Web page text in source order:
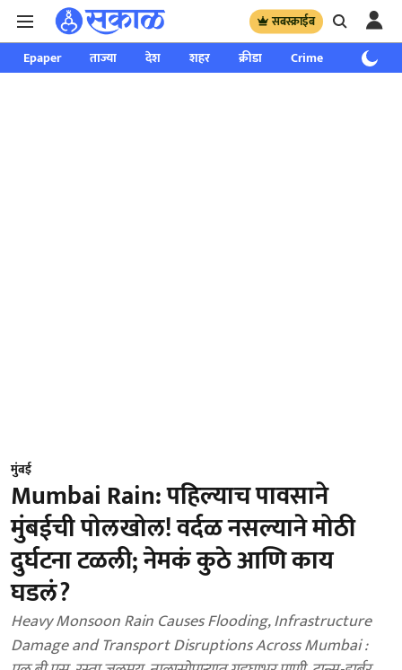
सबस्क्राईब
Epaper ताज्या देश शहर क्रीडा Crime साप्ताहिक
मुंबई
Mumbai Rain: पहिल्याच पावसाने
मुंबईची पोलखोल! वर्दळ नसल्याने मोठी
दुर्घटना टळली; नेमकं कुठे आणि काय
घडलं?
Heavy Monsoon Rain Causes Flooding, Infrastructure
Damage and Transport Disruptions Across Mumbai :